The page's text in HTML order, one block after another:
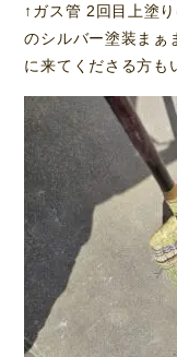
↑ガス管 2回目上塗
のシルバー塗装まぁ
に来てくださる方も